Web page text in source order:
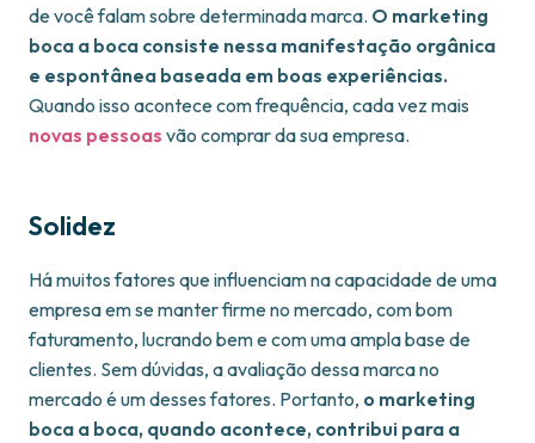
de você falam sobre determinada marca. O marketing
boca a boca consiste nessa manifestação orgânica
e espontânea baseada em boas experiências.
Quando isso acontece com frequência, cada vez mais
novas pessoas vão comprar da sua empresa.
Solidez
Há muitos fatores que influenciam na capacidade de uma
empresa em se manter firme no mercado, com bom
faturamento, lucrando bem e com uma ampla base de
clientes. Sem dúvidas, a avaliação dessa marca no
mercado é um desses fatores. Portanto, o marketing
boca a boca, quando acontece, contribui para a